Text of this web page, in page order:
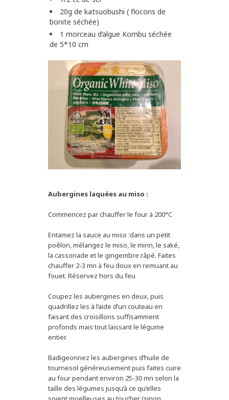
20g de katsuobushi ( flocons de
bonite séchée)
1 morceau d’algue Kombu séchée
de 5*10 cm
Aubergines laquées au miso :
Commencez par chauffer le four à 200°C
Entamez la sauce au miso :dans un petit
poêlon, mélangez le miso, le mirin, le saké,
la cassonade et le gingembre râpé. Faites
chauffer 2-3 mn à feu doux en remuant au
fouet. Réservez hors du feu
Coupez les aubergines en deux, puis
quadrillez les à l’aide d’un couteau en
faisant des croisillons suffisamment
profonds mais tout laissant le légume
entier.
Badigeonnez les aubergines d’huile de
tournesol généreusement puis faites cuire
au four pendant environ 25-30 mn selon la
taille des légumes jusqu’à ce qu’elles